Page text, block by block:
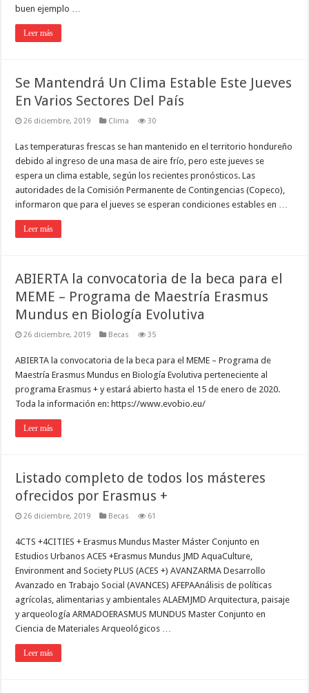
buen ejemplo …
Leer más
Se Mantendrá Un Clima Estable Este Jueves
En Varios Sectores Del País
26 diciembre, 2019 Clima 30
Las temperaturas frescas se han mantenido en el territorio hondureño
debido al ingreso de una masa de aire frío, pero este jueves se
espera un clima estable, según los recientes pronósticos. Las
autoridades de la Comisión Permanente de Contingencias (Copeco),
informaron que para el jueves se esperan condiciones estables en …
Leer más
ABIERTA la convocatoria de la beca para el
MEME – Programa de Maestría Erasmus
Mundus en Biología Evolutiva
26 diciembre, 2019 Becas 35
ABIERTA la convocatoria de la beca para el MEME – Programa de
Maestría Erasmus Mundus en Biología Evolutiva perteneciente al
programa Erasmus + y estará abierto hasta el 15 de enero de 2020.
Toda la información en: https://www.evobio.eu/
Leer más
Listado completo de todos los másteres
ofrecidos por Erasmus +
26 diciembre, 2019 Becas 61
4CTS +4CITIES + Erasmus Mundus Master Máster Conjunto en
Estudios Urbanos ACES +Erasmus Mundus JMD AquaCulture,
Environment and Society PLUS (ACES +) AVANZARMA Desarrollo
Avanzado en Trabajo Social (AVANCES) AFEPAAnálisis de políticas
agrícolas, alimentarias y ambientales ALAEMJMD Arquitectura, paisaje
y arqueología ARMADOERASMUS MUNDUS Master Conjunto en
Ciencia de Materiales Arqueológicos …
Leer más